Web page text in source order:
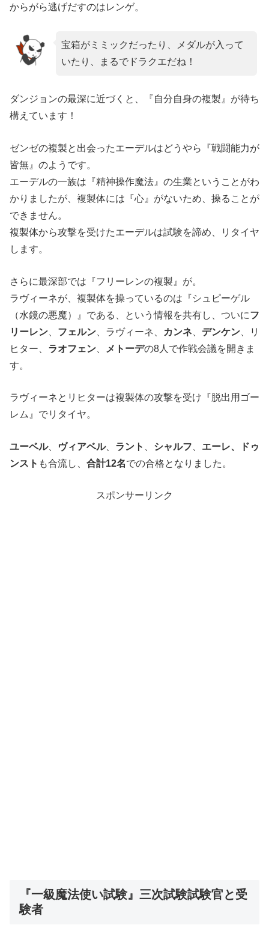
からがら逃げだすのはレンゲ。
宝箱がミミックだったり、メダルが入って
いたり、まるでドラクエだね！
ダンジョンの最深に近づくと、『自分自身の複製』が待ち
構えています！
ゼンゼの複製と出会ったエーデルはどうやら『戦闘能力が
皆無』のようです。
エーデルの一族は『精神操作魔法』の生業ということがわ
かりましたが、複製体には『心』がないため、操ることが
できません。
複製体から攻撃を受けたエーデルは試験を諦め、リタイヤ
します。
さらに最深部では『フリーレンの複製』が。
ラヴィーネが、複製体を操っているのは『シュピーゲル
（水鏡の悪魔）』である、という情報を共有し、ついにフ
リーレン
フェルン 、ラヴィーネ、 カンネ デンケン 、リ
ヒター、 ラオフェン メトーデの8人で作戦会議を開きま
す。
ラヴィーネとリヒターは複製体の攻撃を受け『脱出用ゴー
レム』でリタイヤ。
ユーベル、 ヴィアベル、 ラント シャルフ
エーレ、ドゥ
ンスト も合流し、 合計12名での合格となりました。
スポンサーリンク
『一級魔法使い試験』三次試験試験官と受
験者